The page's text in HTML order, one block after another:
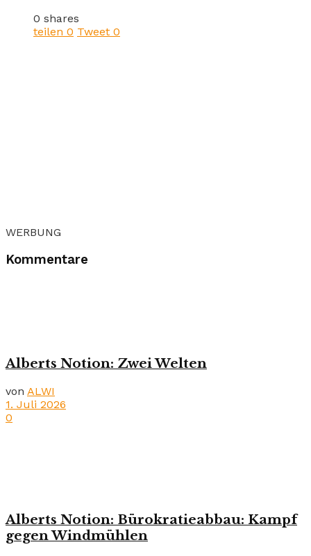
0 shares
teilen 0 Tweet 0
WERBUNG
Kommentare
Alberts Notion: Zwei Welten
von ALWI
1. Juli 2026
0
Alberts Notion: Bürokratieabbau: Kampf
gegen Windmühlen